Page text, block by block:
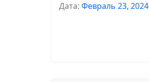
Дата: Февраль 23, 2024